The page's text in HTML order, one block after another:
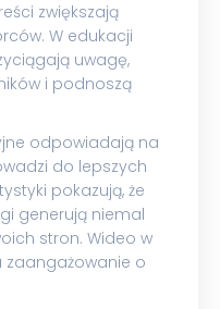
zwiększają
W edukacji
uwagę,
i podnoszą
odpowiadają na
do lepszych
pokazują, że
generują niemal
stron. Wideo w
zaangażowanie o